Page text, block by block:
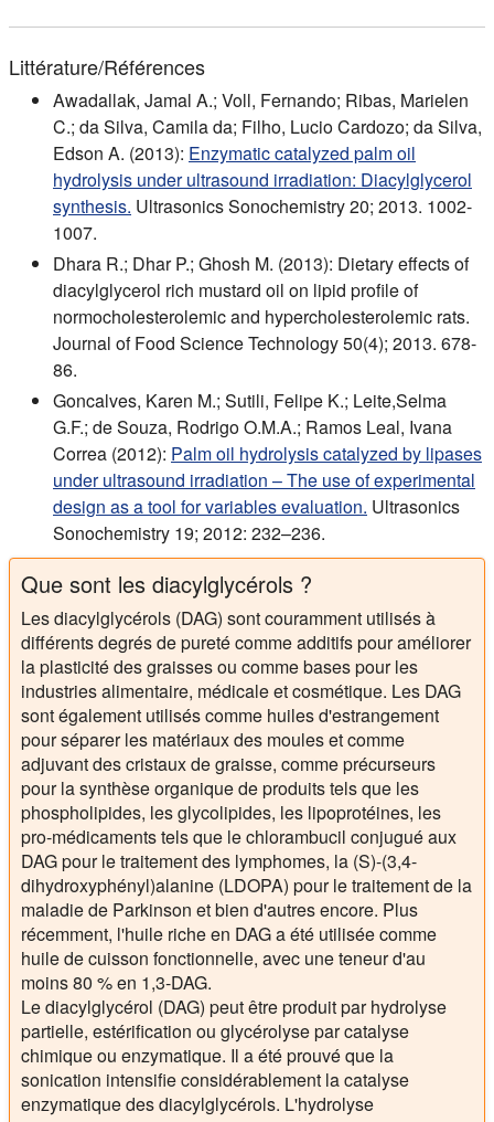
Littérature/Références
Awadallak, Jamal A.; Voll, Fernando; Ribas, Marielen
C.; da Silva, Camila da; Filho, Lucio Cardozo; da Silva,
Edson A. (2013): Enzymatic catalyzed palm oil
hydrolysis under ultrasound irradiation: Diacylglycerol
synthesis. Ultrasonics Sonochemistry 20; 2013. 1002-
1007.
Dhara R.; Dhar P.; Ghosh M. (2013): Dietary effects of
diacylglycerol rich mustard oil on lipid profile of
normocholesterolemic and hypercholesterolemic rats.
Journal of Food Science Technology 50(4); 2013. 678-
86.
Goncalves, Karen M.; Sutili, Felipe K.; Leite,Selma
G.F.; de Souza, Rodrigo O.M.A.; Ramos Leal, Ivana
Correa (2012): Palm oil hydrolysis catalyzed by lipases
under ultrasound irradiation – The use of experimental
design as a tool for variables evaluation. Ultrasonics
Sonochemistry 19; 2012: 232–236.
Que sont les diacylglycérols ?
Les diacylglycérols (DAG) sont couramment utilisés à
différents degrés de pureté comme additifs pour améliorer
la plasticité des graisses ou comme bases pour les
industries alimentaire, médicale et cosmétique. Les DAG
sont également utilisés comme huiles d'estrangement
pour séparer les matériaux des moules et comme
adjuvant des cristaux de graisse, comme précurseurs
pour la synthèse organique de produits tels que les
phospholipides, les glycolipides, les lipoprotéines, les
pro-médicaments tels que le chlorambucil conjugué aux
DAG pour le traitement des lymphomes, la (S)-(3,4-
dihydroxyphényl)alanine (LDOPA) pour le traitement de la
maladie de Parkinson et bien d'autres encore. Plus
récemment, l'huile riche en DAG a été utilisée comme
huile de cuisson fonctionnelle, avec une teneur d'au
moins 80 % en 1,3-DAG.
Le diacylglycérol (DAG) peut être produit par hydrolyse
partielle, estérification ou glycérolyse par catalyse
chimique ou enzymatique. Il a été prouvé que la
sonication intensifie considérablement la catalyse
enzymatique des diacylglycérols. L'hydrolyse